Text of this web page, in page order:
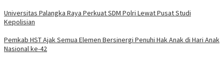
Universitas Palangka Raya Perkuat SDM Polri Lewat Pusat Studi
Kepolisian
Pemkab HST Ajak Semua Elemen Bersinergi Penuhi Hak Anak di Hari Anak
Nasional ke-42